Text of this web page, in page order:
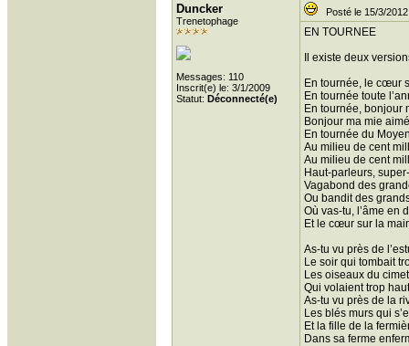
Duncker
Trenetophage
Messages: 110
Inscrit(e) le: 3/1/2009
Statut: Déconnecté(e)
Posté le 15/3/
EN TOURNEE
Il existe deux
En tournée, le cœur
En tournée toute
En tournée, bonjour
Bonjour ma mie
En tournée du
Au milieu de cent
Au milieu de cent
Haut-parleurs,
Vagabond des
Ou bandit des
Où vas-tu, l’âme en
Et le cœur sur la
As-tu vu près de
Le soir qui tombait
Les oiseaux du
Qui volaient trop
As-tu vu près de la
Les blés murs qui
Et la fille de la
Dans sa ferme